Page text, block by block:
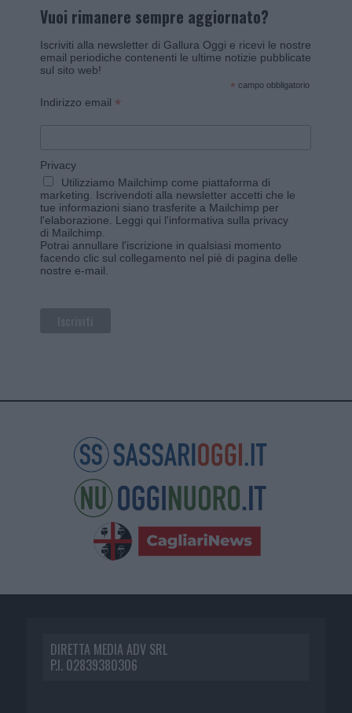
Vuoi rimanere sempre aggiornato?
Iscriviti alla newsletter di Gallura Oggi e ricevi le nostre
email periodiche contenenti le ultime notizie pubblicate
sul sito web!
* campo obbligatorio
Indirizzo email *
Privacy
Utilizziamo Mailchimp come piattaforma di
marketing. Iscrivendoti alla newsletter accetti che le
tue informazioni siano trasferite a Mailchimp per
l'elaborazione. Leggi qui l'informativa sulla privacy
di Mailchimp
Potrai annullare l'iscrizione in qualsiasi momento
facendo clic sul collegamento nel piè di pagina delle
nostre e-mail.
DIRETTA MEDIA ADV SRL
P.I. 02839380306